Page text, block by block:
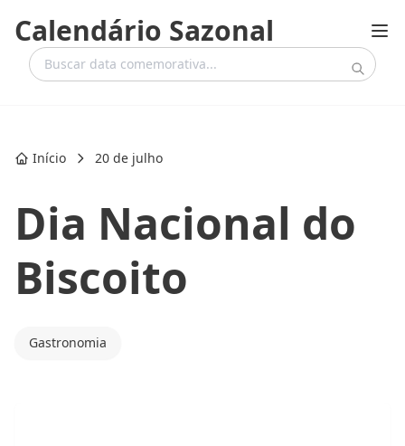
Calendário Sazonal
Início 20 de julho
Dia Nacional do
Biscoito
Gastronomia